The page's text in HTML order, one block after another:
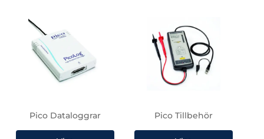
Pico Dataloggrar Pico Tillbehör